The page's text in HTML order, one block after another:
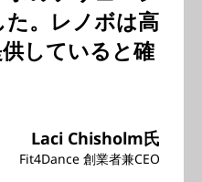
た。レノボは高
していると確
Laci Chisholm氏
Fit4Dance 創業者兼CEO